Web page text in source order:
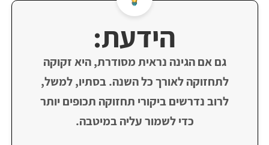
הידעת:
גם אם הגינה נראית מסודרת, היא זקוקה
לתחזוקה לאורך כל השנה. בסתיו, למשל,
לרוב נדרשים ביקורי תחזוקה תכופים יותר
כדי לשמור עליה במיטבה.